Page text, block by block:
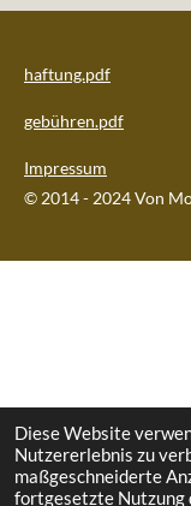
Diese Website
Nutzererlebnis zu
maßgeschneiderte
fortgesetzte Nutzung
haftung.pdf
gebühren.pdf
Impressum
© 2014 - 2024 Von